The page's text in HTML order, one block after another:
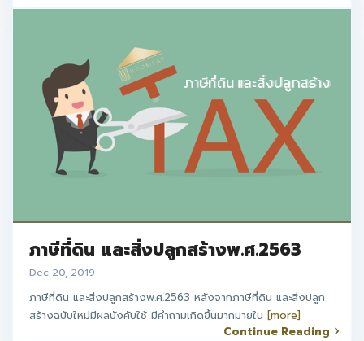
ภาษีที่ดิน และสิ่งปลูกสร้างพ.ศ.2563
Dec 20, 2019
ภาษีที่ดิน และสิ่งปลูกสร้างพ.ศ.2563 หลังจากภาษีที่ดิน และสิ่งปลูก
สร้างฉบับใหม่มีผลบังคับใช้ มีคำถามเกิดขึ้นมากมายใน [more]
Continue Reading